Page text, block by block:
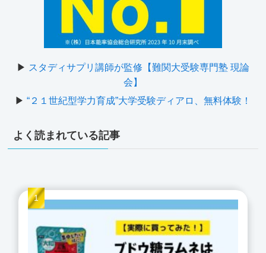
▶ スタディサプリ講師が監修【難関大受験専門塾 現論
会】
▶ “２１世紀型学力育成”大学受験ディアロ、無料体験！
よく読まれている記事